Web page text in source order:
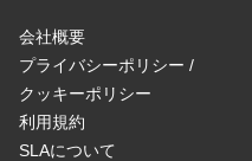
会社概要
プライバシーポリシー /
クッキーポリシー
利用規約
SLAについて